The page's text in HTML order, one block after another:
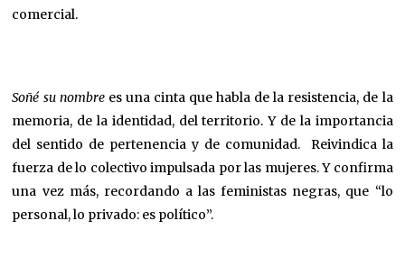
comercial.
Soñé su nombrees una cinta que habla de la resistencia, de la
memoria, de la identidad, del territorio. Y de la importancia
del sentido de pertenencia y de comunidad. Reivindica la
fuerza de lo colectivo impulsada por las mujeres. Y confirma
una vez más, recordando a las feministas negras, que “lo
personal, lo privado: es político”.